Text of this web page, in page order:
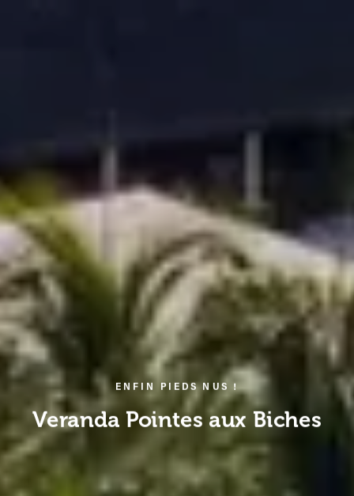
ENFIN PIEDS NUS !
Veranda Pointes aux Biches